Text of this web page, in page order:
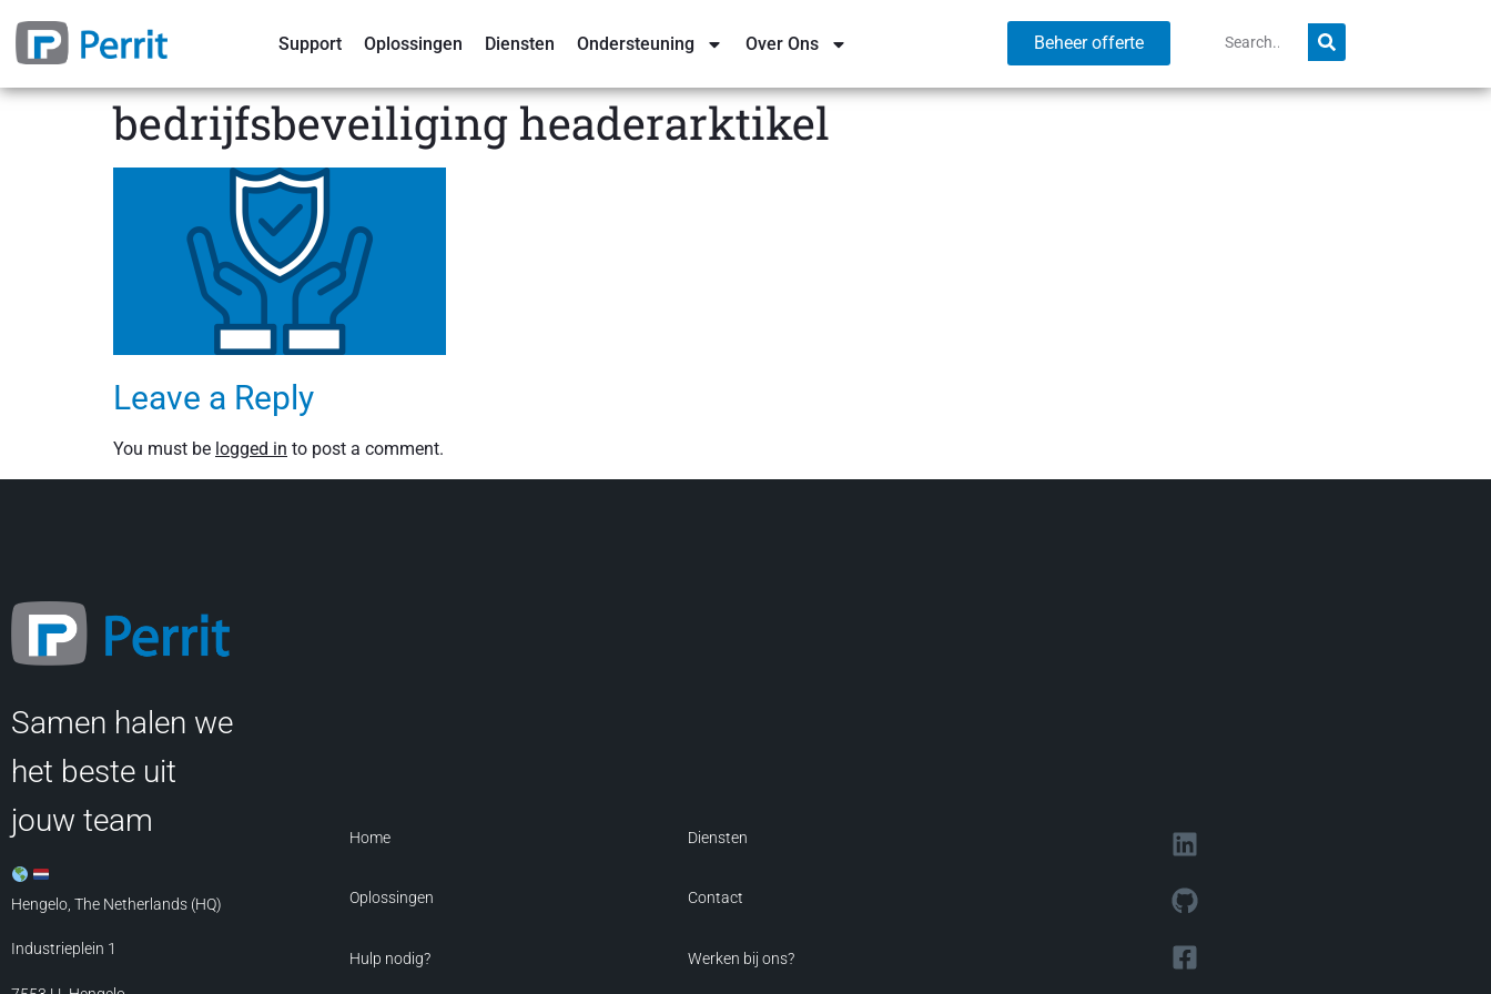
Support Oplossingen Diensten Ondersteuning Over Ons Beheer offerte
bedrijfsbeveiliging headerarktikel
Leave a Reply
You must be logged in to post a comment.
Samen halen we
het beste uit
jouw team
Hengelo, The Netherlands (HQ)
Industrieplein 1
Home
Oplossingen
Hulp nodig?
Diensten
Contact
Werken bij ons?